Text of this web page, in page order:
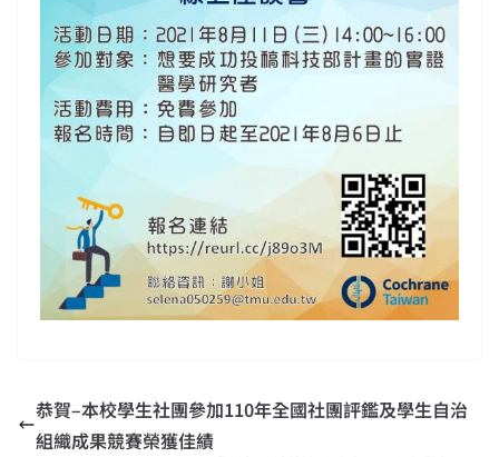
恭賀–本校學生社團參加110年全國社團評鑑及學生自治
組織成果競賽榮獲佳績